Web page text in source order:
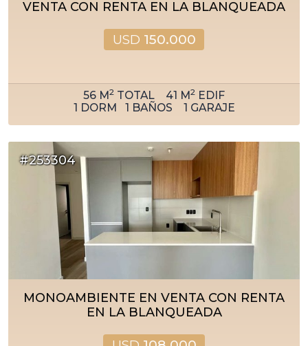
VENTA CON RENTA EN LA BLANQUEADA
USD 150.000
56 M2 TOTAL 41 M2 EDIF
1 DORM 1 BAÑOS 1 GARAJE
#253304
MONOAMBIENTE EN VENTA CON RENTA
EN LA BLANQUEADA